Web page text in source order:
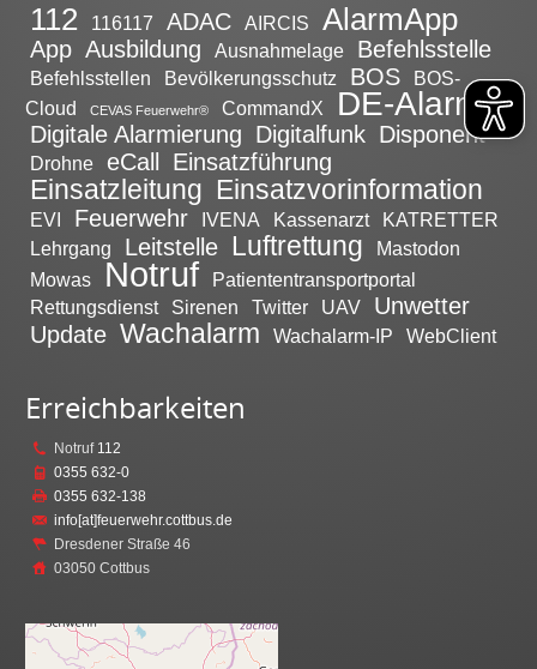
112 116117 ADAC AIRCIS AlarmApp
App Ausbildung Ausnahmelage Befehlsstelle
Befehlsstellen Bevölkerungsschutz BOS
BOS-
Cloud
CEVAS Feuerwehr® CommandX DE-Alarm
Digitale Alarmierung Digitalfunk Disponent
Drohne eCall Einsatzführung
Einsatzleitung Einsatzvorinformation
EVI Feuerwehr IVENA Kassenarzt
KATRETTER
Lehrgang
Leitstelle Luftrettung
Mastodon
Mowas
Notruf
Patiententransportportal
Rettungsdienst
Sirenen Twitter UAV
Unwetter
Update Wachalarm Wachalarm-IP WebClient
Erreichbarkeiten
Notruf 112
0355 632-0
0355 632-138
info[at]feuerwehr.cottbus.de
Dresdener Straße 46
03050 Cottbus